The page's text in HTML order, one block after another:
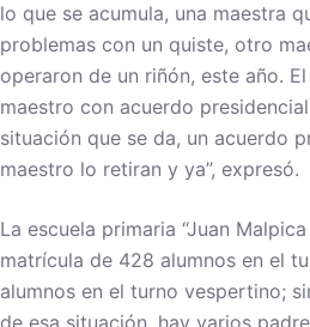
lo que se acumula, una maestra
problemas con un quiste, otro
operaron de un riñón, este año.
maestro con acuerdo
situación que se da, un acuerdo
maestro lo retiran y ya”, expresó.
La escuela primaria “Juan
matrícula de 428 alumnos en el
alumnos en el turno vespertino;